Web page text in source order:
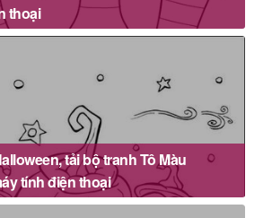
thoại
tải bộ tranh Tô Màu
tính điện thoại